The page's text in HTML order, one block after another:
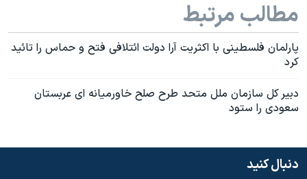
مطالب مرتبط
پارلمان فلسطينی با اکثريت آرا دولت ائتلافی فتح و حماس را تائيد
کرد
دبير کل سازمان ملل متحد طرح صلح خاورميانه ای عربستان
سعودی را ستود
دنبال کنید